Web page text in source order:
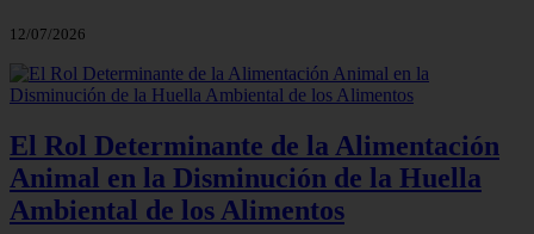
12/07/2026
El Rol Determinante de la Alimentación
Animal en la Disminución de la Huella
Ambiental de los Alimentos